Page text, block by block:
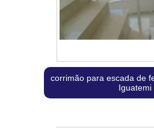
corrimão para escada de
Iguatemi